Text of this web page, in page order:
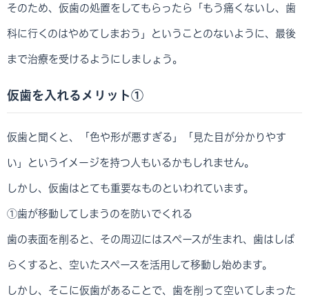
そのため、仮歯の処置をしてもらったら「もう痛くないし、歯
科に行くのはやめてしまおう」ということのないように、最後
まで治療を受けるようにしましょう。
仮歯を入れるメリット①
仮歯と聞くと、「色や形が悪すぎる」「見た目が分かりやす
い」というイメージを持つ人もいるかもしれません。
しかし、仮歯はとても重要なものといわれています。
①歯が移動してしまうのを防いでくれる
歯の表面を削ると、その周辺にはスペースが生まれ、歯はしば
らくすると、空いたスペースを活用して移動し始めます。
しかし、そこに仮歯があることで、歯を削って空いてしまった